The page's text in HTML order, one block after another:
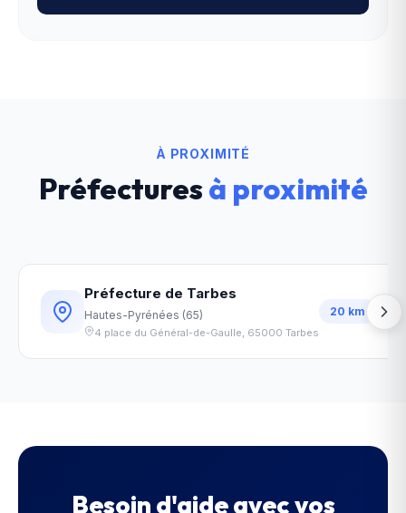
À PROXIMITÉ
Préfecturesà proximité
Préfecture de Tarbes
Hautes-Pyrénées (65)
4 place du Général-de-Gaulle, 65000 Tarbes
20 km
Besoin d'aide avec vos